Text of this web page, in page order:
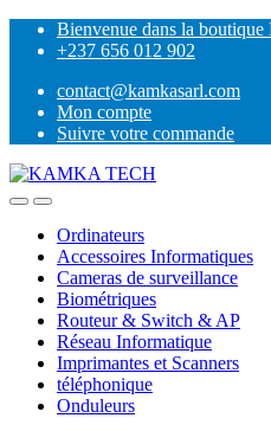
Skip
Skip
Bienvenue dans la
+237 656 012 902
contact@kamkasarl.com
Mon compte
Suivre votre commande
Ordinateurs
Accessoires Informatiques
Cameras de surveillance
Biométriques
Routeur & Switch & AP
Réseau Informatique
Imprimantes et Scanners
téléphonique
Onduleurs